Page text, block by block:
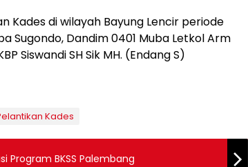
Kades di wilayah Bayung Lencir periode
Sugondo, Dandim 0401 Muba Letkol Arm
Siswandi SH Sik MH. (Endang S)
Kades
Program BKSS Palembang